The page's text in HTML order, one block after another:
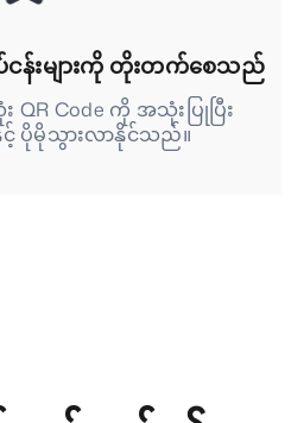
န်းများကို တိုးတက်စေသည်
Code ကို အသုံးပြုပြီး
င့် ပိုမိုသွားလာနိုင်သည်။